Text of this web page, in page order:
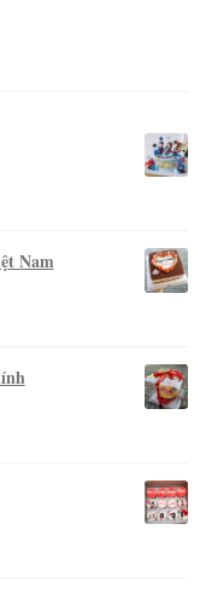
Nam